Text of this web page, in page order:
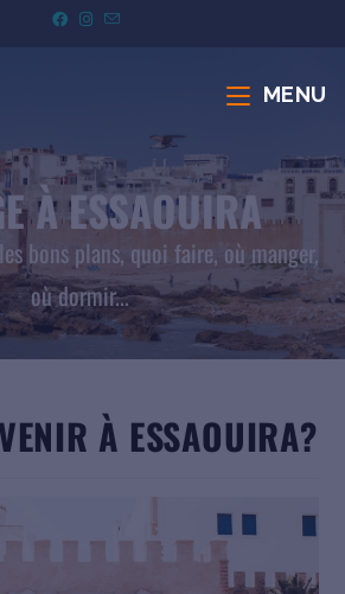
MENU
À ESSAOUIRA
bons plans, quoi faire, où manger,
où dormir...
À ESSAOUIRA?